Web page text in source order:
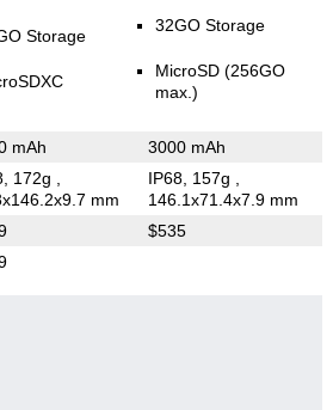
Storage
32GO Storage
MicroSD (256GO
max.)
mAh 3000 mAh
172g
mm
IP68, 157g
146.1x71.4x7.9 mm
$535